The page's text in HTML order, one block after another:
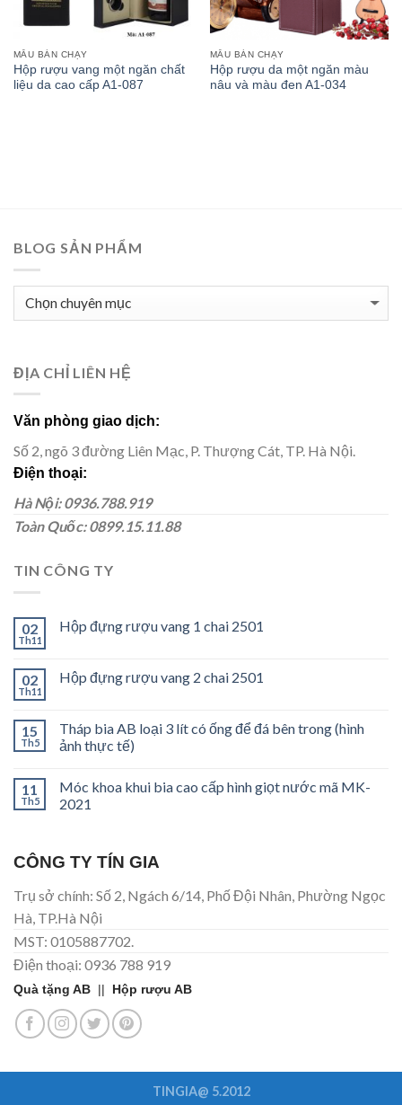
MẪU BÁN CHẠY
Hộp rượu vang một ngăn chất
liệu da cao cấp A1-087
MẪU BÁN CHẠY
Hộp rượu da một ngăn màu
nâu và màu đen A1-034
BLOG SẢN PHẨM
BLOG
SẢN
ĐỊA CHỈ LIÊN HỆ
Văn phòng giao dịch:
Số 2, ngõ 3 đường Liên Mạc, P. Thượng Cát, TP. Hà Nội.
Điện thoại:
Hà Nội: 0936.788.919
Toàn Quốc: 0899.15.11.88
TIN CÔNG TY
02
Th11
Hộp đựng rượu vang 1 chai 2501
02
Th11
Hộp đựng rượu vang 2 chai 2501
15
Th5
Tháp bia AB loại 3 lít có ống để đá bên trong (hình
ảnh thực tế)
11
Th5
Móc khoa khui bia cao cấp hình giọt nước mã MK-
2021
CÔNG TY TÍN GIA
Trụ sở chính: Số 2, Ngách 6/14, Phố Đội Nhân, Phường Ngọc
Hà, TP.Hà Nội
MST: 0105887702.
Điện thoại: 0936 788 919
Quà tặng AB || Hộp rượu AB
TINGIA@ 5.2012